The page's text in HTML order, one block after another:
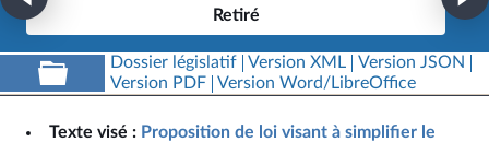
Retiré
Dossier législatif Version XML
Version JSON
Version PDF
Version Word/LibreOffice
Texte visé : Proposition de loi visant à simplifier le